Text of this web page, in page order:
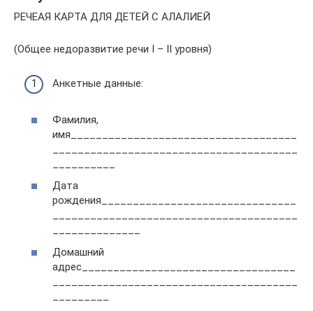
РЕЧЕАЯ КАРТА ДЛЯ ДЕТЕЙ С АЛАЛИЕЙ
(Общее недоразвитие речи I – II уровня)
Анкетные данные:
Фамилия,
имя____________________________________
Дата
рождения_______________________________
Домашний
адрес__________________________________